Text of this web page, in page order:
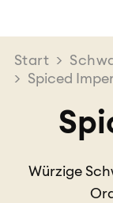
Start >
> Spiced
Würzige